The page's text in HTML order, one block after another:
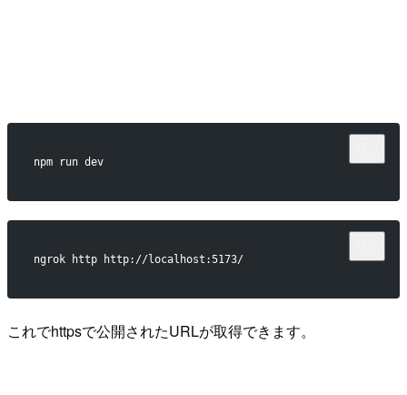
npm run dev
ngrok http http://localhost:5173/
これでhttpsで公開されたURLが取得できます。